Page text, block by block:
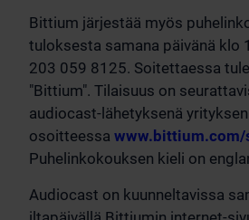
Bittium järjestää myös
tuloksesta samana päivänä klo
203 059 8125. Soitettaessa
"Bittium". Tilaisuus on
audiocast-lähetyksenä
osoitteessa
Puhelinkokouksen kieli on
Audiocast on kuunneltavissa